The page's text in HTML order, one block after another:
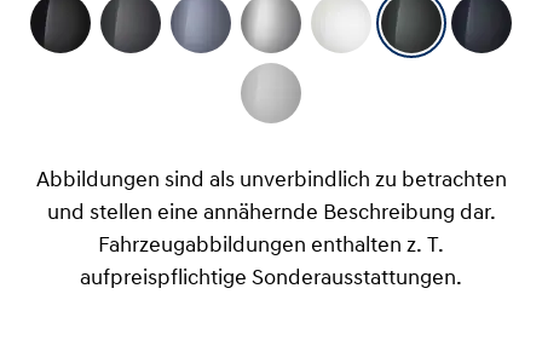
Abbildungen sind als unverbindlich zu betrachten
und stellen eine annähernde Beschreibung dar.
Fahrzeugabbildungen enthalten z. T.
aufpreispflichtige Sonderausstattungen.